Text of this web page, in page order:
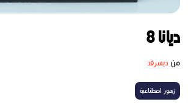
ديانا 8
من ديسرفد
زهور اصطناعية